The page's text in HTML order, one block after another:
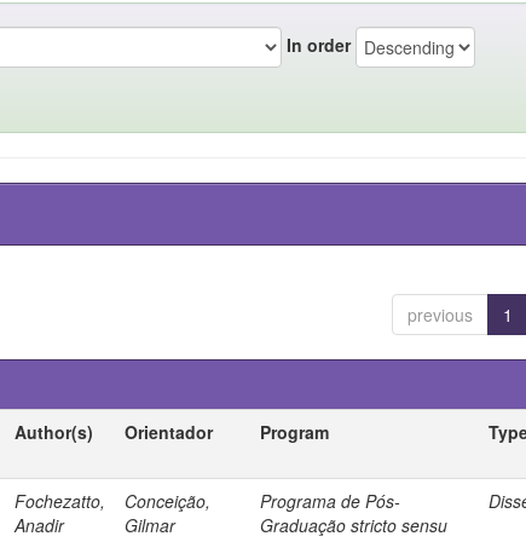
In order
previous 1
Author(s) Orientador Program
Fochezatto,
Anadir
Conceição,
Gilmar
Programa de Pós-
Graduação stricto sensu